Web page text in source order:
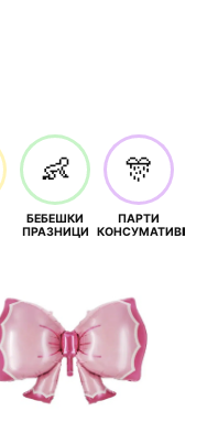
👶
БЕБЕШКИ
ПРАЗНИЦИ
🎊
ПАРТИ
КОНСУМАТИВИ